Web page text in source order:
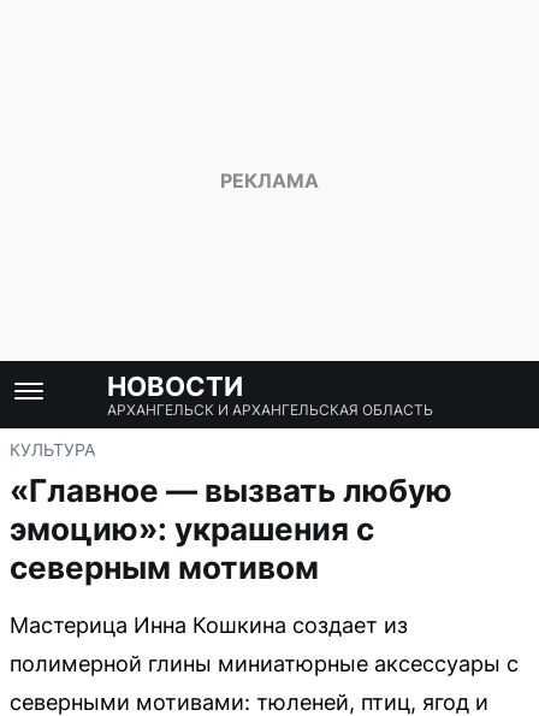
НОВОСТИ
АРХАНГЕЛЬСК И АРХАНГЕЛЬСКАЯ ОБЛАСТЬ
КУЛЬТУРА
«Главное — вызвать любую
эмоцию»: украшения с
северным мотивом
Мастерица Инна Кошкина создает из
полимерной глины миниатюрные аксессуары с
северными мотивами: тюленей, птиц, ягод и